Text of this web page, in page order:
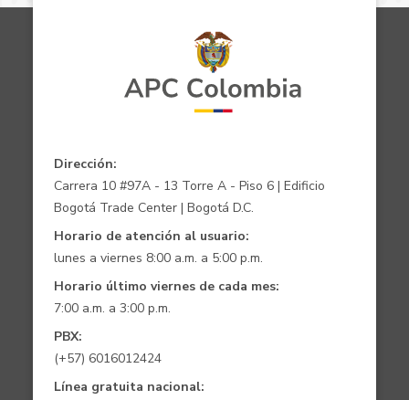
Dirección:
Carrera 10 #97A - 13 Torre A - Piso 6 | Edificio
Bogotá Trade Center | Bogotá D.C.
Horario de atención al usuario:
lunes a viernes 8:00 a.m. a 5:00 p.m.
Horario último viernes de cada mes:
7:00 a.m. a 3:00 p.m.
PBX:
(+57) 6016012424
Línea gratuita nacional: